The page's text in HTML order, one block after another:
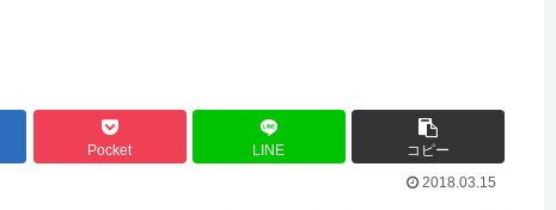
Pocket LINE
コピー
2018.03.15